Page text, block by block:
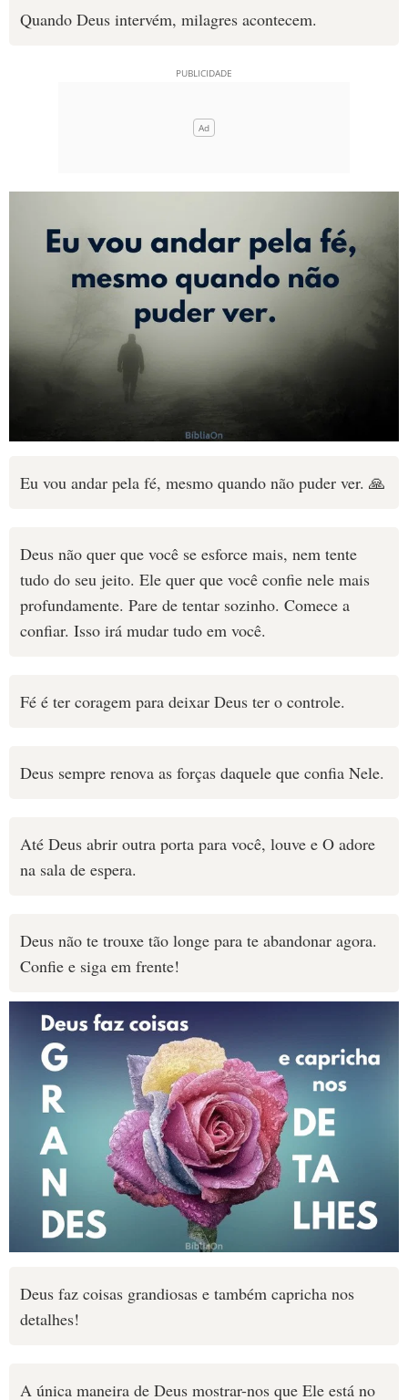
Quando Deus intervém, milagres acontecem.
Eu vou andar pela fé, mesmo quando não puder ver. 🙏
Deus não quer que você se esforce mais, nem tente
tudo do seu jeito. Ele quer que você confie nele mais
profundamente. Pare de tentar sozinho. Comece a
confiar. Isso irá mudar tudo em você.
Fé é ter coragem para deixar Deus ter o controle.
Deus sempre renova as forças daquele que confia Nele.
Até Deus abrir outra porta para você, louve e O adore
na sala de espera.
Deus não te trouxe tão longe para te abandonar agora.
Confie e siga em frente!
Deus faz coisas grandiosas e também capricha nos
detalhes!
A única maneira de Deus mostrar-nos que Ele está no